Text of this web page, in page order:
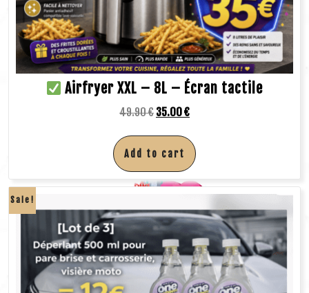
Airfryer XXL – 8L – Écran tactile
49.90€ 35.00€
Add to cart
Sale!